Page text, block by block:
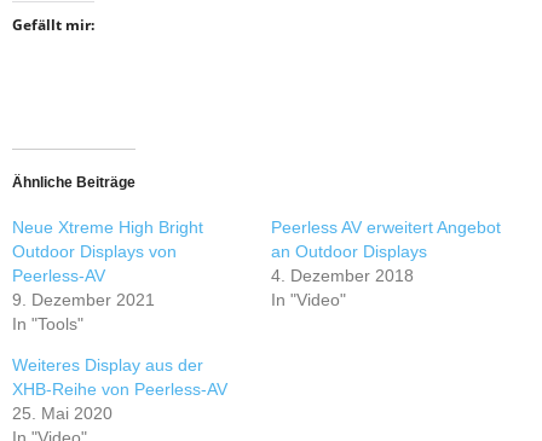
Gefällt mir:
Ähnliche Beiträge
Neue Xtreme High Bright
Outdoor Displays von
Peerless-AV
9. Dezember 2021
In "Tools"
Peerless AV erweitert Angebot
an Outdoor Displays
4. Dezember 2018
In "Video"
Weiteres Display aus der
XHB-Reihe von Peerless-AV
25. Mai 2020